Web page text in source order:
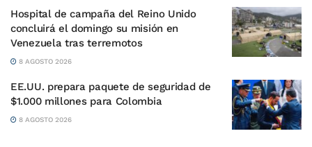
Hospital de campaña del Reino Unido
concluirá el domingo su misión en
Venezuela tras terremotos
8 AGOSTO 2026
EE.UU. prepara paquete de seguridad de
$1.000 millones para Colombia
8 AGOSTO 2026